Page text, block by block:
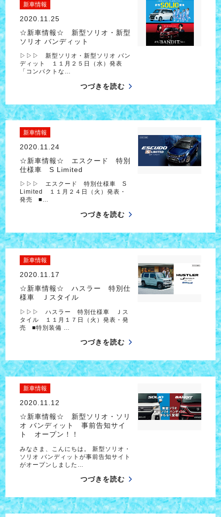
新車情報
2020.11.25
☆新車情報☆ 新型ソリオ・新型
ソリオ バンディット
▷▷▷ 新型ソリオ・新型ソリオ バン
ディット １１月２５日（水）発表
「コンパクトな…
つづきを読む
新車情報
2020.11.24
☆新車情報☆ エスクード 特別
仕様車 S Limited
▷▷▷ エスクード 特別仕様車 S
Limited １１月２４日（火）発表・
発売 ■…
つづきを読む
新車情報
2020.11.17
☆新車情報☆ ハスラー 特別仕
様車 Ｊスタイル
▷▷▷ ハスラー 特別仕様車 Ｊス
タイル １１月１７日（火）発表・発
売 ■特別装備 …
つづきを読む
新車情報
2020.11.12
☆新車情報☆ 新型ソリオ・ソリ
オ バンディット 事前告知サイ
ト オープン！！
みなさま、こんにちは。 新型ソリオ・
ソリオ バンディットが事前告知サイト
がオープンしました…
つづきを読む